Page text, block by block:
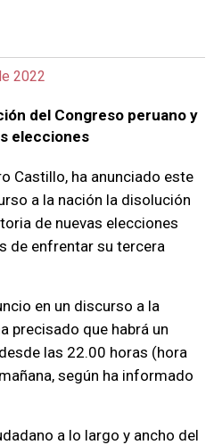
2022
del Congreso peruano y
elecciones
Castillo, ha anunciado este
a la nación la disolución
de nuevas elecciones
de enfrentar su tercera
en un discurso a la
precisado que habrá un
las 22.00 horas (hora
según ha informado
a lo largo y ancho del